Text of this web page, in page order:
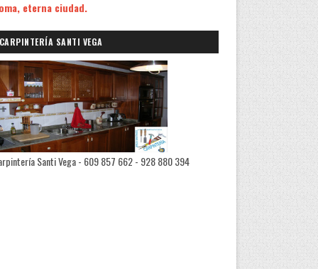
eterna ciudad.
SANTI VEGA
Santi Vega - 609 857 662 - 928 880 394